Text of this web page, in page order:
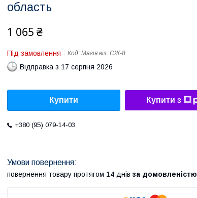
область
1 065 ₴
Під замовлення Код: Магiя вiз. СЖ-8
Відправка з 17 серпня 2026
Купити Купити з
+380 (95) 079-14-03
повернення товару протягом 14 днів за домовленістю